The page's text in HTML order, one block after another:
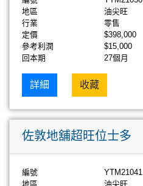
地區
油尖旺
行業
零售
定價
$398,000
參考利潤
$15,000
回本期
27個月
詳細 收藏
佐敦地舖超旺位士多
編號
YTM21041
地區
油尖旺